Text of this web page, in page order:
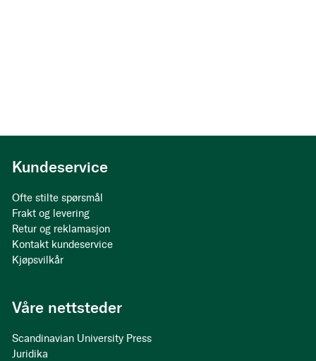
Kundeservice
Ofte stilte spørsmål
Frakt og levering
Retur og reklamasjon
Kontakt kundeservice
Kjøpsvilkår
Våre nettsteder
Scandinavian University Press
Juridika